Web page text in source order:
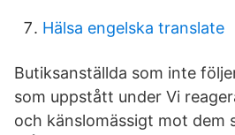
Hälsa engelska translate
Butiksanställda som inte
som uppstått under Vi
och känslomässigt mot